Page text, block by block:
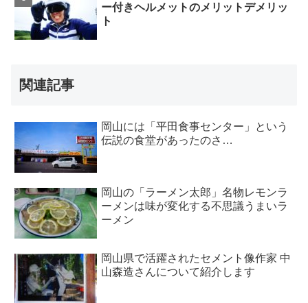
ー付きヘルメットのメリットデメリッ
ト
関連記事
岡山には「平田食事センター」という
伝説の食堂があったのさ…
岡山の「ラーメン太郎」名物レモンラ
ーメンは味が変化する不思議うまいラ
ーメン
岡山県で活躍されたセメント像作家 中
山森造さんについて紹介します